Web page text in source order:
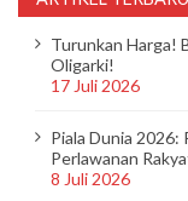
Turunkan Harga!
Oligarki!
17 Juli 2026
Piala Dunia 2026:
Perlawanan
8 Juli 2026